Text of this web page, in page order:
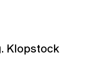
Klopstock